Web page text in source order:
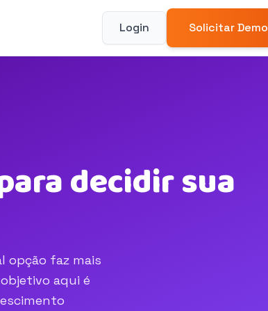
Login Solicitar Demo
decidir sua
opção faz mais
aqui é